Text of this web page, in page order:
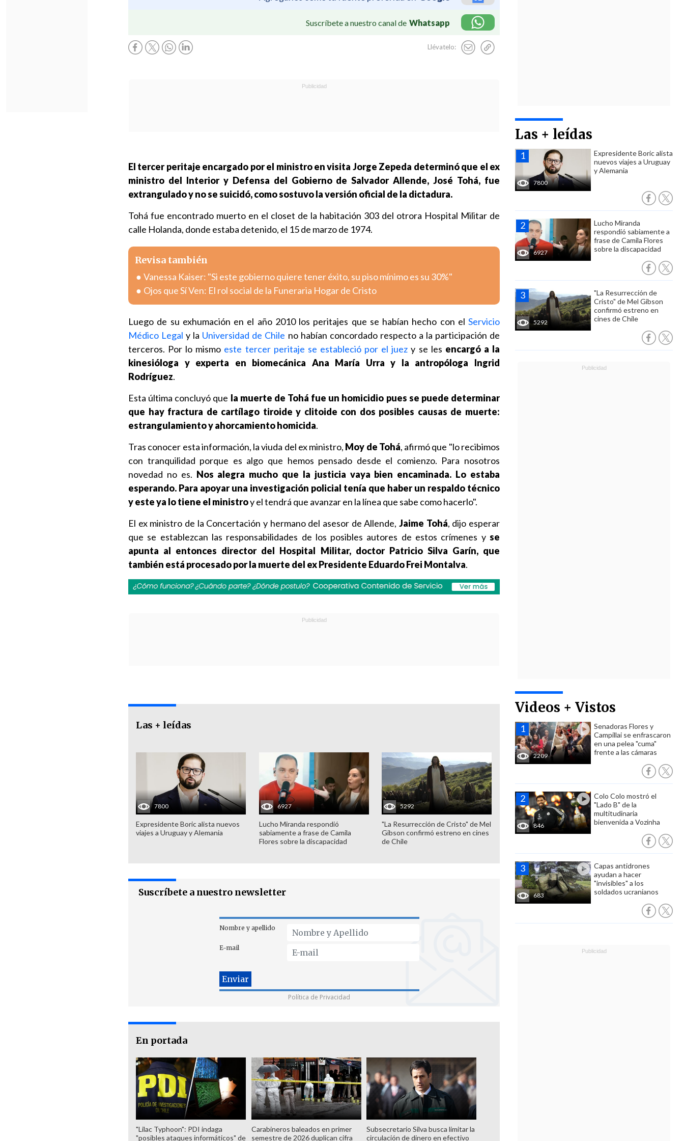
Suscríbete a nuestro canal de Whatsapp
Llévatelo:
Las + leídas
7800
Expresidente Boric alista
nuevos viajes a Uruguay
y Alemania
6927
Lucho Miranda
respondió sabiamente a
frase de Camila Flores
sobre la discapacidad
5292
"La Resurrección de
Cristo" de Mel Gibson
confirmó estreno en
cines de Chile
Videos + Vistos
2209
Senadoras Flores y
Campillai se enfrascaron
en una pelea "cuma"
frente a las cámaras
846
Colo Colo mostró el
"Lado B" de la
multitudinaria
bienvenida a Vozinha
683
Capas antidrones
ayudan a hacer
"invisibles" a los
soldados ucranianos
El tercer peritaje encargado por el ministro en visita Jorge Zepeda determinó que el ex
ministro del Interior y Defensa del Gobierno de Salvador Allende, José Tohá, fue
extrangulado y no se suicidó, como sostuvo la versión oficial de la dictadura.
Tohá fue encontrado muerto en el closet de la habitación 303 del otrora Hospital Militar de
calle Holanda, donde estaba detenido, el 15 de marzo de 1974.
Revisa también
Vanessa Kaiser: "Si este gobierno quiere tener éxito, su piso mínimo es su 30%"
Ojos que Sí Ven: El rol social de la Funeraria Hogar de Cristo
Luego de su exhumación en el año 2010 los peritajes que se habían hecho con el Servicio
Médico Legal y la Universidad de Chile no habían concordado respecto a la participación de
terceros. Por lo mismo este tercer peritaje se estableció por el juez y se les encargó a la
kinesióloga y experta en biomecánica Ana María Urra y la antropóloga Ingrid
Rodríguez.
Esta última concluyó que la muerte de Tohá fue un homicidio pues se puede determinar
que hay fractura de cartílago tiroide y clitoide con dos posibles causas de muerte:
estrangulamiento y ahorcamiento homicida.
Tras conocer esta información, la viuda del ex ministro, Moy de Tohá, afirmó que "lo recibimos
con tranquilidad porque es algo que hemos pensado desde el comienzo. Para nosotros
novedad no es. Nos alegra mucho que la justicia vaya bien encaminada. Lo estaba
esperando. Para apoyar una investigación policial tenía que haber un respaldo técnico
y este ya lo tiene el ministroy el tendrá que avanzar en la línea que sabe como hacerlo".
El ex ministro de la Concertación y hermano del asesor de Allende, Jaime Tohá, dijo esperar
que se establezcan las responsabilidades de los posibles autores de estos crímenes y se
apunta al entonces director del Hospital Militar, doctor Patricio Silva Garín, que
también está procesado por la muerte del ex Presidente Eduardo Frei Montalva.
Las + leídas
7800
Expresidente Boric alista nuevos
viajes a Uruguay y Alemania
6927
Lucho Miranda respondió
sabiamente a frase de Camila
Flores sobre la discapacidad
5292
"La Resurrección de Cristo" de Mel
Gibson confirmó estreno en cines
de Chile
Suscríbete a nuestro newsletter
Nombre y apellido
E-mail
Política de Privacidad
En portada
"Lilac Typhoon": PDI indaga
"posibles ataques informáticos" de
Carabineros baleados en primer
semestre de 2026 duplican cifra
Subsecretario Silva busca limitar la
circulación de dinero en efectivo